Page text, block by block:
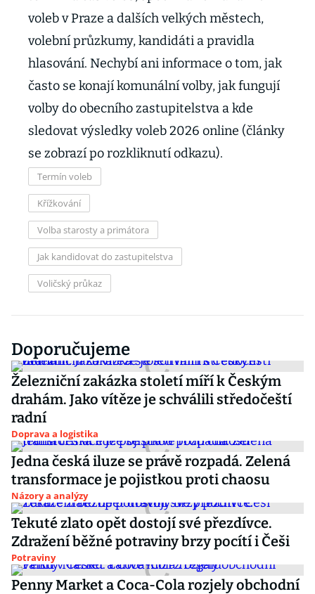
voleb v Praze a dalších velkých městech,
volební průzkumy, kandidáti a pravidla
hlasování. Nechybí ani informace o tom, jak
často se konají komunální volby, jak fungují
volby do obecního zastupitelstva a kde
sledovat výsledky voleb 2026 online (články
se zobrazí po rozkliknutí odkazu).
Termín voleb
Křížkování
Volba starosty a primátora
Jak kandidovat do zastupitelstva
Voličský průkaz
Doporučujeme
Železniční zakázka století míří k Českým
drahám. Jako vítěze je schválili středočeští
radní
Doprava a logistika
Jedna česká iluze se právě rozpadá. Zelená
transformace je pojistkou proti chaosu
Názory a analýzy
Tekuté zlato opět dostojí své přezdívce.
Zdražení běžné potraviny brzy pocítí i Češi
Potraviny
Penny Market a Coca-Cola rozjely obchodní